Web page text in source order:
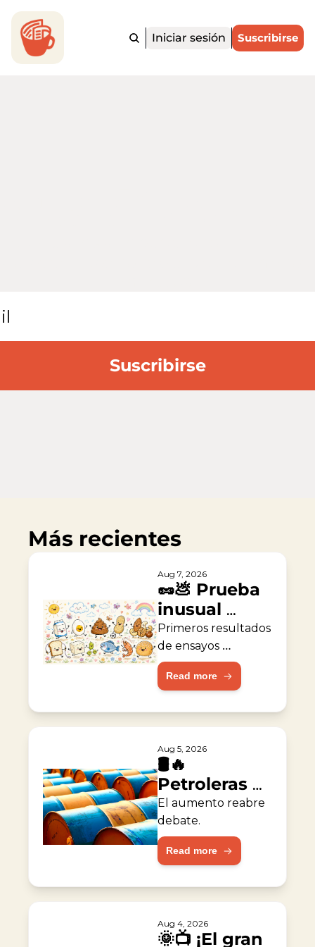
Iniciar sesión Suscribirse
Suscribirse
Más recientes
Aug 7, 2026
🥜💩 Prueba
inusual
contra la
alergia al
maní
Primeros resultados
de ensayos
muestran
resultados
Read more
Aug 5, 2026
🛢️🔥
Petroleras
duplican
ganancias
durante la
guerra
El aumento reabre
debate.
Read more
Aug 4, 2026
🌞📺 ¡El gran